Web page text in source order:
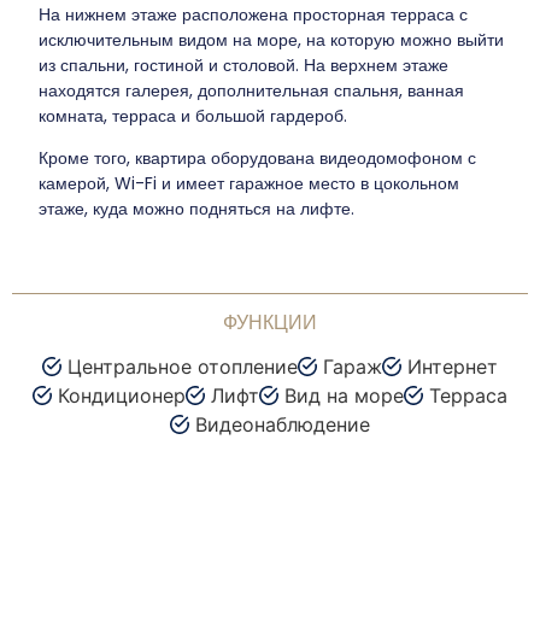
На нижнем этаже расположена просторная терраса с
исключительным видом на море, на которую можно выйти
из спальни, гостиной и столовой. На верхнем этаже
находятся галерея, дополнительная спальня, ванная
комната, терраса и большой гардероб.
Кроме того, квартира оборудована видеодомофоном с
камерой, Wi-Fi и имеет гаражное место в цокольном
этаже, куда можно подняться на лифте.
ФУНКЦИИ
Центральное отопление Гараж
Интернет
Кондиционер
Лифт Вид на море
Терраса
Видеонаблюдение